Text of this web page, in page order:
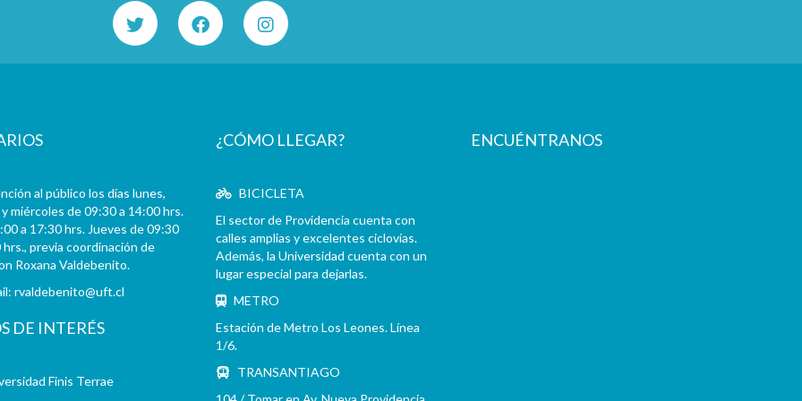
141 - Carta de Jorge Alessandri Rodriguez a Patricio Huneeus Salas en la que le agradece la copia del artículo que envió a economía y negocios del Mercurio.
142 - Carta firmada de Patricio Huneeus Salas a Jorge Alessandri Rodriguez en la que aluden a una publicación hecha en el diario.
143 - Carta firmada de Jorge Alessandri Rodríguez a Augusto Pinochet Ugarte en la que es invitado a la ceremonia de graduación de detectives de la promoción 1980-1982.
JFFL - Juan Francisco Fresno Larraín
SOJR - Sergio Onofre Jarpa Reyes
RKV - Roberto Tomás Kelly Vásquez
RVA - Rafael Valdivieso Ariztía
AMP - Alfonso Marquéz de la Plata Yrarrázaval
al público los días lunes,
miércoles de 09:30 a 14:00 hrs.
a 17:30 hrs. Jueves de 09:30
hrs., previa coordinación de
Roxana Valdebenito.
rvaldebenito@uft.cl
DE INTERÉS
Finis Terrae
¿CÓMO LLEGAR?
BICICLETA
El sector de Providencia cuenta con
calles amplias y excelentes ciclovías.
Además, la Universidad cuenta con un
lugar especial para dejarlas.
METRO
Estación de Metro Los Leones. Línea
1/6.
TRANSANTIAGO
ENCUÉNTRANOS